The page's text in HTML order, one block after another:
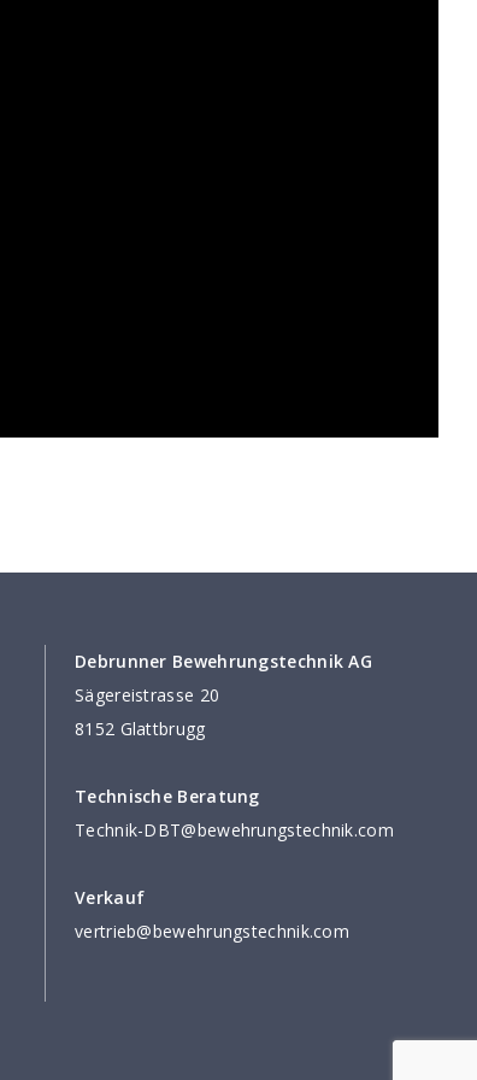
Debrunner Bewehrungstechnik AG
Sägereistrasse 20
8152 Glattbrugg
Technische Beratung
Technik-DBT@bewehrungstechnik.com
Verkauf
vertrieb@bewehrungstechnik.com